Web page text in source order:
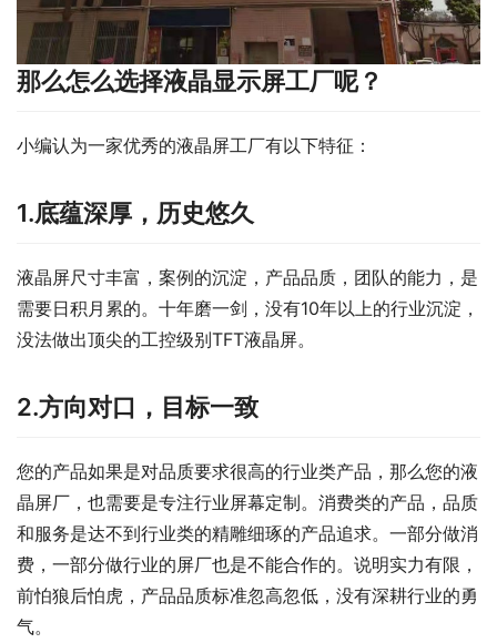
那么怎么选择液晶显示屏工厂呢？
小编认为一家优秀的液晶屏工厂有以下特征：
1.底蕴深厚，历史悠久
液晶屏尺寸丰富，案例的沉淀，产品品质，团队的能力，是
需要日积月累的。十年磨一剑，没有10年以上的行业沉淀，
没法做出顶尖的工控级别TFT液晶屏。
2.方向对口，目标一致
您的产品如果是对品质要求很高的行业类产品，那么您的液
晶屏厂，也需要是专注行业屏幕定制。消费类的产品，品质
和服务是达不到行业类的精雕细琢的产品追求。一部分做消
费，一部分做行业的屏厂也是不能合作的。说明实力有限，
前怕狼后怕虎，产品品质标准忽高忽低，没有深耕行业的勇
气。